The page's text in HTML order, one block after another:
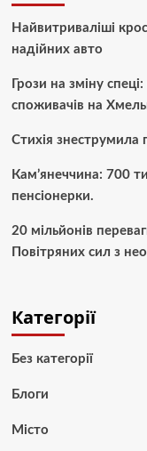
Найвитриваліші
надійних авто
Грози на зміну
споживачів на
Стихія знеструмила
Кам’янеччина: 700
пенсіонерки.
20 мільйонів
Повітряних сил з
Категорії
Без категорії
Блоги
Місто